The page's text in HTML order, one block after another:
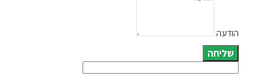
הודעה
שליחה